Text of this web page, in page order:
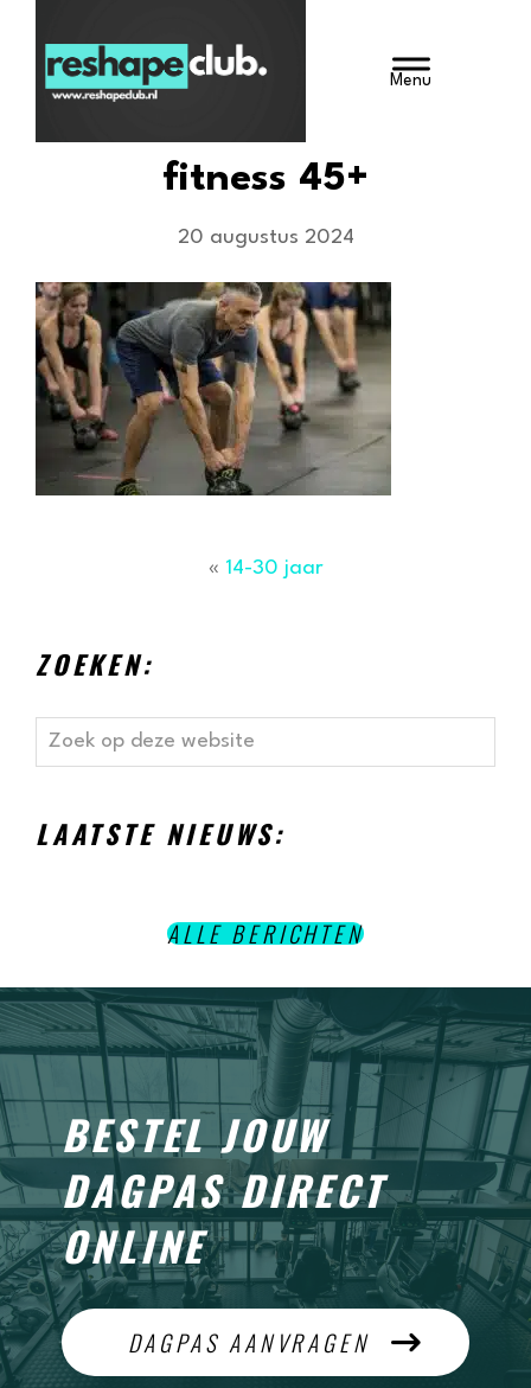
naar
de
inhoud
fitness 45+
20 augustus 2024
« 14-30 jaar
ZOEKEN:
Zoek
op
website
LAATSTE NIEUWS:
ALLE BERICHTEN
BESTEL JOUW
DAGPAS DIRECT
ONLINE
DAGPAS AANVRAGEN